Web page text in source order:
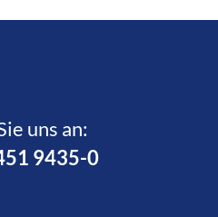
uns an:­
9435-0